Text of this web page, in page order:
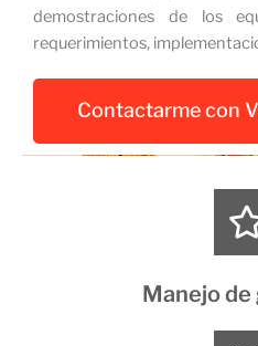
demostraciones de los
requerimientos,
Contactarme con
Manejo de